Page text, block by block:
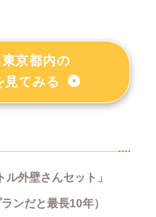
京都内の
見てみる
外壁さんセット」
ンだと最長10年）